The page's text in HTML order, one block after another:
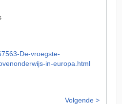
De-vroegste-
in-europa.html
Volgende >